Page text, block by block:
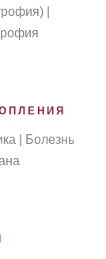
|
| Болезнь